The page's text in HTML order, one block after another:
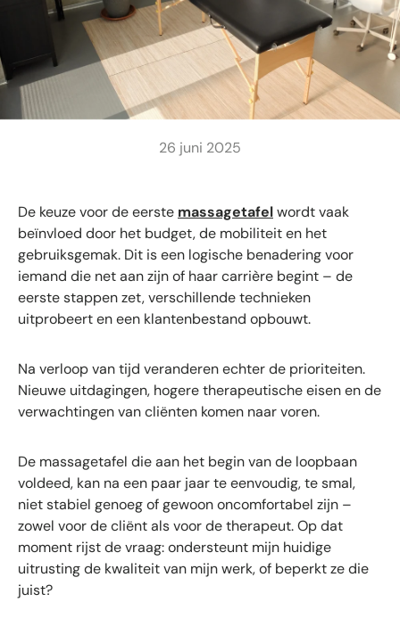
26 juni 2025
De keuze voor de eerste massagetafelwordt vaak
beïnvloed door het budget, de mobiliteit en het
gebruiksgemak. Dit is een logische benadering voor
iemand die net aan zijn of haar carrière begint – de
eerste stappen zet, verschillende technieken
uitprobeert en een klantenbestand opbouwt.
Na verloop van tijd veranderen echter de prioriteiten.
Nieuwe uitdagingen, hogere therapeutische eisen en de
verwachtingen van cliënten komen naar voren.
De massagetafel die aan het begin van de loopbaan
voldeed, kan na een paar jaar te eenvoudig, te smal,
niet stabiel genoeg of gewoon oncomfortabel zijn –
zowel voor de cliënt als voor de therapeut. Op dat
moment rijst de vraag: ondersteunt mijn huidige
uitrusting de kwaliteit van mijn werk, of beperkt ze die
juist?